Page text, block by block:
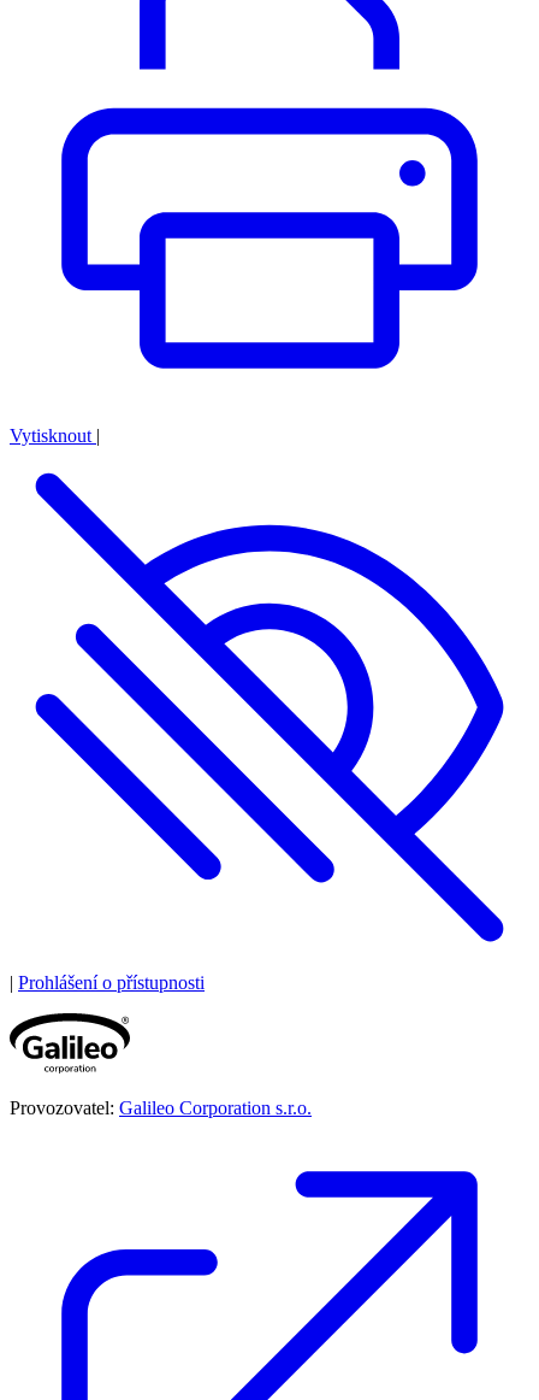
Vytisknout |
| Prohlášení o přístupnosti
Provozovatel: Galileo Corporation s.r.o.